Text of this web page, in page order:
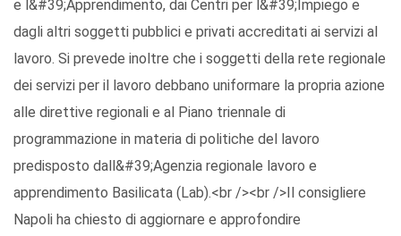
e l&#39;Apprendimento, dai Centri per l&#39;Impiego e
dagli altri soggetti pubblici e privati accreditati ai servizi al
lavoro. Si prevede inoltre che i soggetti della rete regionale
dei servizi per il lavoro debbano uniformare la propria azione
alle direttive regionali e al Piano triennale di
programmazione in materia di politiche del lavoro
predisposto dall&#39;Agenzia regionale lavoro e
apprendimento Basilicata (Lab).<br /><br />Il consigliere
Napoli ha chiesto di aggiornare e approfondire